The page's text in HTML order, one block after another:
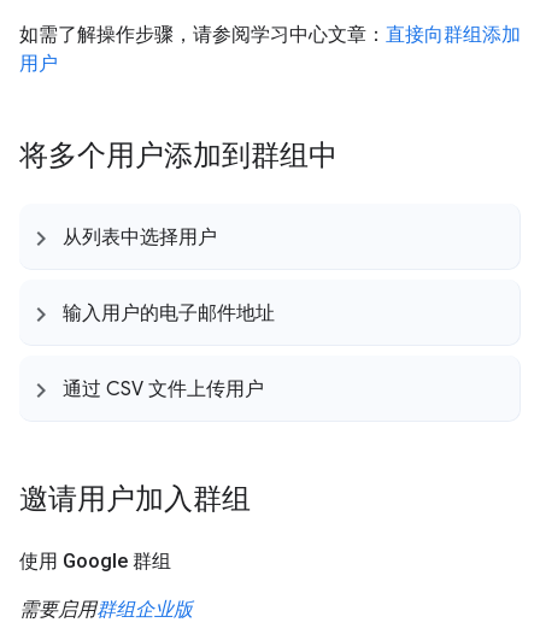
如需了解操作步骤，请参阅学习中心文章： 直接向群组添加
用户
将多个用户添加到群组中
从列表中选择用户
输入用户的电子邮件地址
通过 CSV 文件上传用户
邀请用户加入群组
使用 Google 群组
需要启用群组企业版